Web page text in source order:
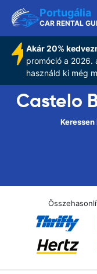
Portugália
CAR RENTAL
Akár 20%
promóció a 2026.
használd ki még
Castelo